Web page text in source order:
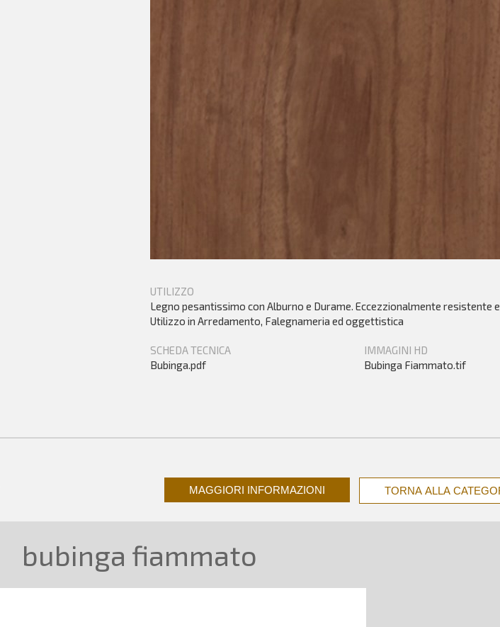
UTILIZZO
Legno pesantissimo con Alburno e Durame. Eccezzionalmente resistente
Utilizzo in Arredamento, Falegnameria ed oggettistica
SCHEDA TECNICA
Bubinga.pdf
IMMAGINI HD
Bubinga Fiammato.tif
MAGGIORI INFORMAZIONI TORNA ALLA
bubinga fiammato